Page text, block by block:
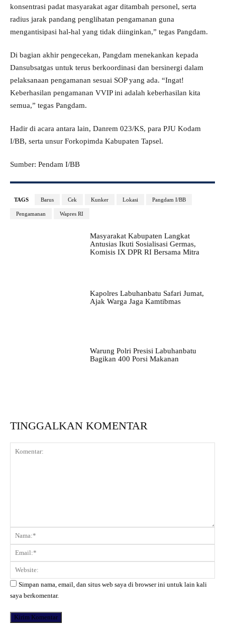
konsentrasi padat masyarakat agar ditambah personel, serta
radius jarak pandang penglihatan pengamanan guna
mengantisipasi hal-hal yang tidak diinginkan,” tegas Pangdam.
Di bagian akhir pengecekan, Pangdam menekankan kepada
Dansubsatgas untuk terus berkoordinasi dan bersinergi dalam
pelaksanaan pengamanan sesuai SOP yang ada. “Ingat!
Keberhasilan pengamanan VVIP ini adalah keberhasilan kita
semua,” tegas Pangdam.
Hadir di acara antara lain, Danrem 023/KS, para PJU Kodam
I/BB, serta unsur Forkopimda Kabupaten Tapsel.
Sumber: Pendam I/BB
TAGS Barus Cek Kunker Lokasi Pangdam I/BB
Pengamanan Wapres RI
Masyarakat Kabupaten Langkat
Antusias Ikuti Sosialisasi Germas,
Komisis IX DPR RI Bersama Mitra
Kapolres Labuhanbatu Safari Jumat,
Ajak Warga Jaga Kamtibmas
Warung Polri Presisi Labuhanbatu
Bagikan 400 Porsi Makanan
TINGGALKAN KOMENTAR
Komentar:
Simpan nama, email, dan situs web saya di browser ini untuk lain kali
saya berkomentar.